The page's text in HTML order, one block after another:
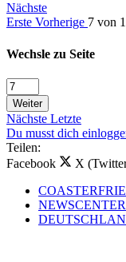
Nächste
Erste Vorherige 7 von
Wechsle zu Seite
Weiter
Nächste Letzte
Du musst dich
Teilen:
Facebook
X